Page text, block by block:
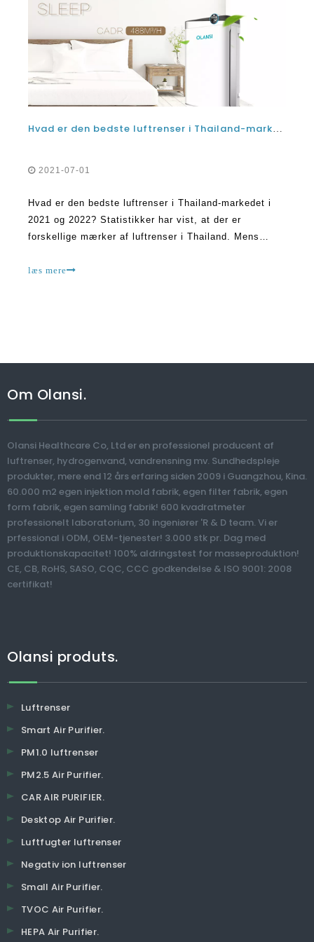
Hvad er den bedste luftrenser i Thailand-markedet i 2021 og 2022?
2021-07-01
Hvad er den bedste luftrenser i Thailand-markedet i
2021 og 2022? Statistikker har vist, at der er
forskellige mærker af luftrenser i Thailand. Mens
er mange af dem ikke værd at dine penge og tid.
læs mere
Om Olansi.
Olansi Healthcare Co, Ltd er en professionel producent af
luftrenser, hydrogenvand, vandrensning mv. Sundhedspleje
produkter, mere end 12 års erfaring siden 2009 i Guangzhou, Kina.
60.000 m2 egen injektion mold fabrik, egen filter fabrik, egen
form fabrik, egen samling fabrik! 600 kvadratmeter
professionelt laboratorium, 30 ingeniører 'R & D team. Vi er
prfessional i ODM, OEM-tjenester! 3.000 stk pr. Dag med
produktionskapacitet! 100% aldringstest for masseproduktion!
CE, CB, RoHS, SASO, CQC, CCC godkendelse & ISO 9001: 2008
certifikat!
Olansi produts.
Luftrenser
Smart Air Purifier.
PM1.0 luftrenser
PM2.5 Air Purifier.
CAR AIR PURIFIER.
Desktop Air Purifier.
Luftfugter luftrenser
Negativ ion luftrenser
Small Air Purifier.
TVOC Air Purifier.
HEPA Air Purifier.